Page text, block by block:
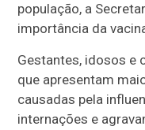
população, a
importância da
Gestantes, idosos e
que apresentam
causadas pela
internações e